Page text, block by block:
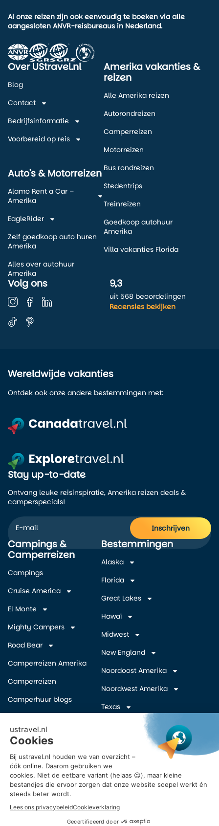
Al onze reizen zijn ook eenvoudig te boeken via alle
aangesloten ANVR-reisbureaus in Nederland.
Over UStravel.nl
Blog
Contact
Bedrijfsinformatie
Voorbereid op reis
Auto's & Motorreizen
Alamo Rent a Car –
Amerika
EagleRider
Zelf goedkoop auto huren
Amerika
Alles over autohuur
Amerika
Amerika vakanties &
reizen
Alle Amerika reizen
Autorondreizen
Camperreizen
Motorreizen
Bus rondreizen
Stedentrips
Treinreizen
Goedkoop autohuur
Amerika
Villa vakanties Florida
Volg ons 9,3
uit 568 beoordelingen
Recensies bekijken
Wereldwijde vakanties
Ontdek ook onze andere bestemmingen met:
Campings &
Camperreizen
Campings
Cruise America
El Monte
Mighty Campers
Road Bear
Camperreizen Amerika
Camperreizen
Camperhuur blogs
Inschrijven Amerika
camper deals
Vroegboekkorting camper
USA
Reisvoorstel Camperreis
Bestemmingen
Alaska
Florida
Great Lakes
Hawaï
Midwest
New England
Noordoost Amerika
Noordwest Amerika
Texas
Zuidelijke Staten
Zuidwest Amerika
Stay up-to-date
Ontvang leuke reisinspiratie, Amerika reizen deals &
camperspecials!
Inschrijven
Alternative: